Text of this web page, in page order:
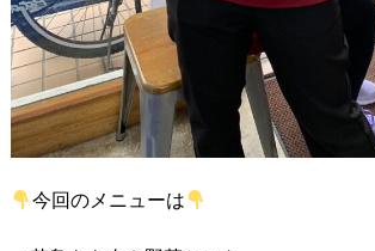
今回のメニューは